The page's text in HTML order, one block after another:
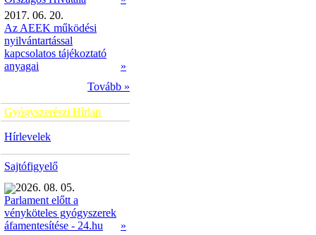
2017. 06. 20.
Az AEEK működési
nyilvántartással
kapcsolatos tájékoztató
anyagai
»
Tovább »
Gyógyszerészi Hírlap
Hírlevelek
Sajtófigyelő
2026. 08. 05.
Parlament előtt a
vényköteles gyógyszerek
áfamentesítése - 24.hu
»